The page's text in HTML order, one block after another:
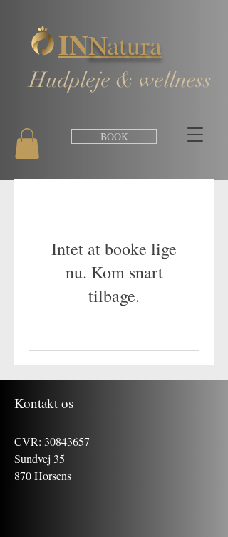
INNatura
Hudpleje & wellness
BOOK
Intet at booke lige
nu. Kom snart
tilbage.
Kontakt os
CVR: 30843657
Sundvej 35
870 Horsens